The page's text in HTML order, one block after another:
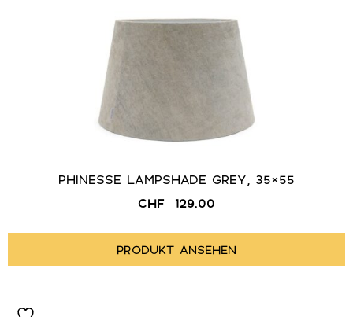
PHINESSE LAMPSHADE GREY, 35×55
CHF
129.00
PRODUKT ANSEHEN